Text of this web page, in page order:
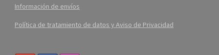
Información de envíos
Política de tratamiento de datos y Aviso de Privacidad